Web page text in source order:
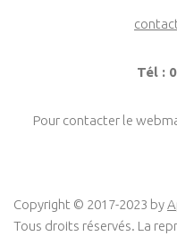
Tél :
Pour contacter le
Copyright © 2017-2023 by
Tous droits réservés. La